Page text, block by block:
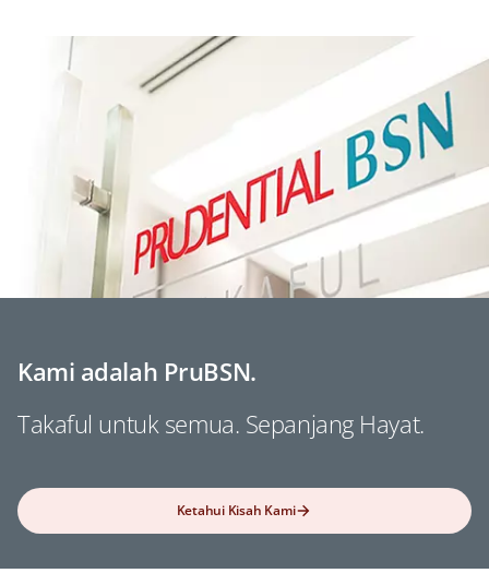
Kami adalah PruBSN.
Takaful untuk semua. Sepanjang Hayat.
Ketahui Kisah Kami